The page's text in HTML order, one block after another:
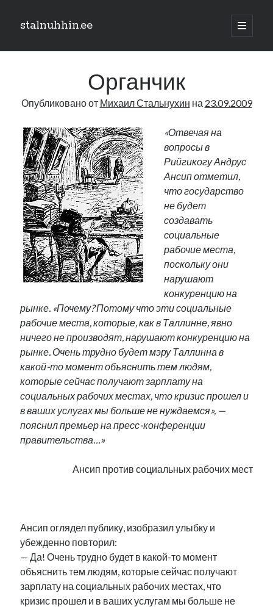
stalnuhhin.ee
отрыть
Боковая
панель
Рубрики
В мире
Интеграция
Интервью
Книга
Личное
Нарва и северо-восток
Обзор прессы
Образование
Парламент и правительство
Фотографии
Эстония и Россия
Юмор
Метки
radio narva takinada андрус ансип
ансиппиада видео
интервью история кабинетные истории
подкаст потеряны данные
рийгикогу россия русский роман
русскоязычное образование сми ссср стенограмма
т.х. ильвес
танк фотоотчет экономика экономика эстонии
эстония эстонский язык
Органчик
Опубликовано от Михаил Стальнухин на 23.09.2009
«Отвечая на
вопросы в
Рийгикогу Андрус
Ансип отметил,
что государство
не будет
создавать
социальные
рабочие места,
поскольку они
нарушают
конкуренцию на
рынке. «Почему? Потому что эти социальные
рабочие места, которые, как в Таллинне, явно
ничего не производят, нарушают конкуренцию на
рынке. Очень трудно будет мэру Таллинна в
какой-то момент объяснить тем людям,
которые сейчас получают зарплату на
социальных рабочих местах, что кризис прошел и
в ваших услугах мы больше не нуждаемся», —
пояснил премьер на пресс-конференции
правительства…»
Ансип против социальных рабочих мест
Ансип оглядел публику, изобразил улыбку и
убежденно повторил:
— Да! Очень трудно будет в какой-то момент
объяснить тем людям, которые сейчас получают
зарплату на социальных рабочих местах, что
кризис прошел и в ваших услугам мы больше не